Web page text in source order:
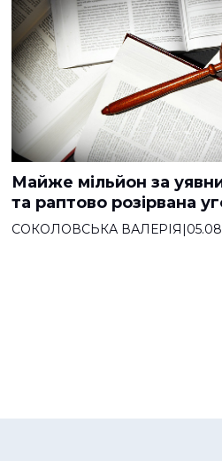
Майже мільйон за
та раптово розірвана
СОКОЛОВСЬКА ВАЛЕРІЯ|